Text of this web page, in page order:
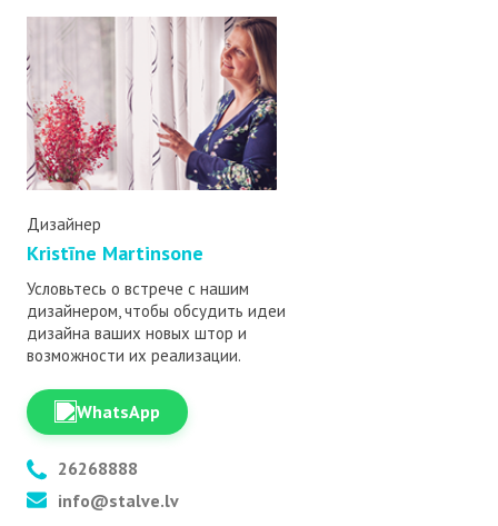
Дизайнер
Kristīne Martinsone
Условьтесь о встрече с нашим
дизайнером, чтобы обсудить идеи
дизайна ваших новых штор и
возможности их реализации.
WhatsApp
26268888
info@stalve.lv